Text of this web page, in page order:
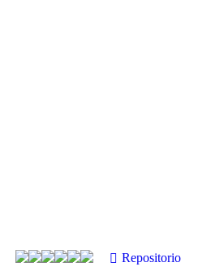
Repositorio